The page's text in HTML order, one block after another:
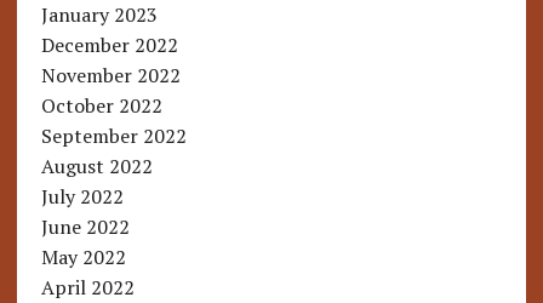
January 2023
December 2022
November 2022
October 2022
September 2022
August 2022
July 2022
June 2022
May 2022
April 2022